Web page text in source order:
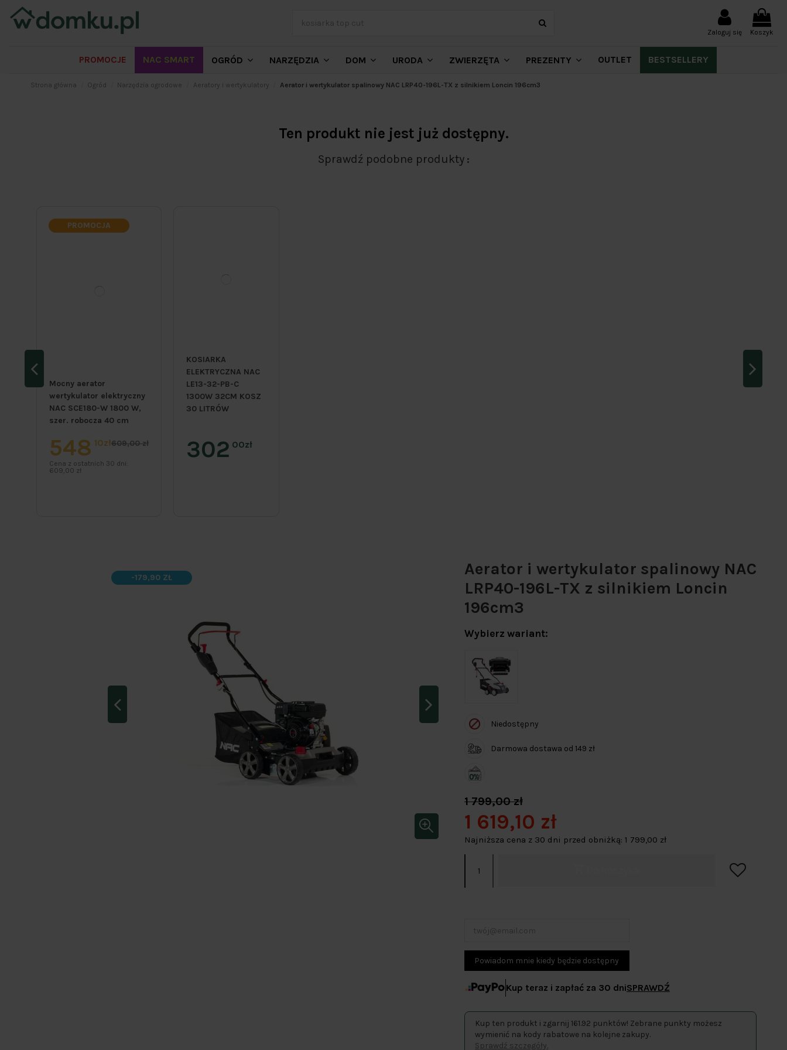
Zaloguj się Koszyk
PROMOCJE NAC SMART OGRÓD NARZĘDZIA DOM URODA ZWIERZĘTA PREZENTY OUTLET BESTSELLERY
Strona główna Ogród Narzędzia ogrodowe Aeratory i wertykulatory Aerator i wertykulator spalinowy NAC LRP40-196L-TX z silnikiem Loncin 196cm3
Ten produkt nie jest już dostępny.
Sprawdź podobne produkty
PROMOCJA
Mocny aerator
wertykulator elektryczny
NAC SCE180-W 1800 W,
szer. robocza 40 cm
548 10zł609,00 zł
Cena z ostatnich 30 dni:
609,00 zł
KOSIARKA
ELEKTRYCZNA NAC
LE13-32-PB-C
1300W 32CM KOSZ
30 LITRÓW
302 00zł
-179,90 ZŁ
Aerator i wertykulator spalinowy NAC
LRP40-196L-TX z silnikiem Loncin
196cm3
Wybierz wariant:
Niedostępny
Darmowa dostawa od 149 zł
1 799,00 zł
1 619,10 zł
Najniższa cena z 30 dni przed obniżką: 1 799,00 zł
Kup teraz i zapłać za 30 dniSPRAWDŹ
Kup ten produkt i zgarnij 161.92 punktów! Zebrane punkty możesz
wymienić na kody rabatowe na kolejne zakupy.
Sprawdź szczegóły.